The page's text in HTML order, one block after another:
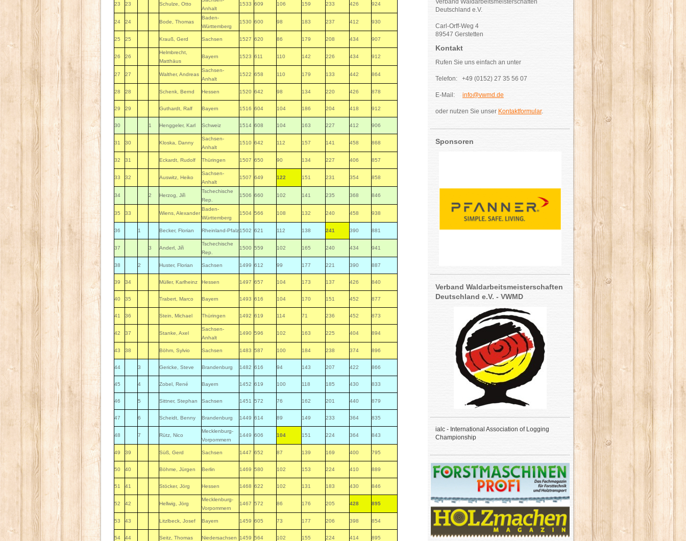
23 23 Schulze, Otto
Anhalt
1533 609 106 159 233 426 924
24 24 Bode, Thomas
Baden-
Württemberg
1530 600 98 183 237 412 930
25 25 Krauß, Gerd Sachsen 1527 620 86 179 208 434 907
26 26
Helmbrecht,
Matthäus
Bayern 1523 611 110 142 226 434 912
27 27 Walther, Andreas
Sachsen-
Anhalt
1522 658 110 179 133 442 864
28 28 Schenk, Bernd Hessen 1520 642 98 134 220 426 878
29 29 Guthardt, Ralf Bayern 1516 604 104 186 204 418 912
30 1 Henggeler, Karl Schweiz 1514 608 104 163 227 412 906
31 30 Kloska, Danny
Sachsen-
Anhalt
1510 642 112 157 141 458 868
32 31 Eckardt, Rudolf Thüringen 1507 650 90 134 227 406 857
33 32 Auswitz, Heiko
Sachsen-
Anhalt
1507 649 122 151 231 354 858
34 2 Herzog, Jiři
Tschechische
Rep.
1506 660 102 141 235 368 846
35 33 Wiens, Alexander
Baden-
Württemberg
1504 566 108 132 240 458 938
36 1 Becker, Florian Rheinland-Pfalz1502 621 112 138 241 390 881
37 3 Anderl, Jiři
Tschechische
Rep.
1500 559 102 165 240 434 941
38 2 Huster, Florian Sachsen 1499 612 99 177 221 390 887
39 34 Müller, Karlheinz Hessen 1497 657 104 173 137 426 840
40 35 Trabert, Marco Bayern 1493 616 104 170 151 452 877
41 36 Stein, Michael Thüringen 1492 619 114 71 236 452 873
42 37 Stanke, Axel
Sachsen-
Anhalt
1490 596 102 163 225 404 894
43 38 Böhm, Sylvio Sachsen 1483 587 100 184 238 374 896
44 3 Gericke, Steve Brandenburg 1482 616 94 143 207 422 866
45 4 Zobel, René Bayern 1452 619 100 118 185 430 833
46 5 Sittner, Stephan Sachsen 1451 572 76 162 201 440 879
47 6 Scheidt, Benny Brandenburg 1449 614 89 149 233 364 835
48 7 Rütz, Nico
Mecklenburg-
Vorpommern
1449 606 104 151 224 364 843
49 39 Süß, Gerd Sachsen 1447 652 87 139 169 400 795
50 40 Böhme, Jürgen Berlin 1469 580 102 153 224 410 889
51 41 Stöcker, Jörg Hessen 1468 622 102 131 183 430 846
52 42 Hellwig, Jörg
Mecklenburg-
Vorpommern
1467 572 86 176 205 428 895
53 43 Litzlbeck, Josef Bayern 1459 605 73 177 206 398 854
54 44 Seitz, Thomas Niedersachsen 1459 564 102 155 224 414 895
Verband Waldarbeitsmeisterschaften
Deutschland e.V.
Carl-Orff-Weg 4
89547 Gerstetten
Kontakt
Rufen Sie uns einfach an unter
Telefon: +49 (0152) 27 35 56 07
E-Mail: info@vwmd.de
oder nutzen Sie unser Kontaktformular.
Sponsoren
Verband Waldarbeitsmeisterschaften
Deutschland e.V. - VWMD
ialc - International Association of Logging
Championship